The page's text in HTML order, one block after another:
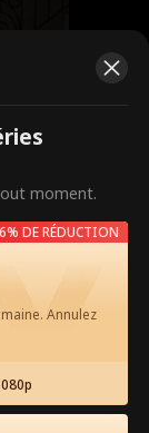
moment.
Annulez
DE RÉDUCTION